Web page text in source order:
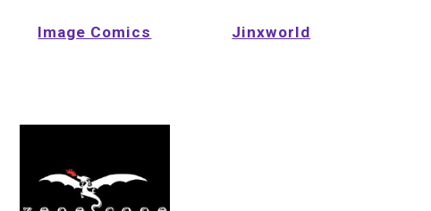
Image Comics Jinxworld